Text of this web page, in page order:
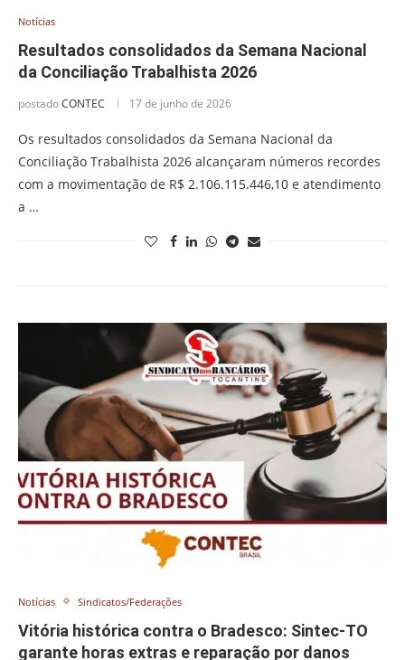
Notícias
Resultados consolidados da Semana Nacional
da Conciliação Trabalhista 2026
postadoCONTEC 17 de junho de 2026
Os resultados consolidados da Semana Nacional da
Conciliação Trabalhista 2026 alcançaram números recordes
com a movimentação de R$ 2.106.115.446,10 e atendimento
a …
Notícias Sindicatos/Federações
Vitória histórica contra o Bradesco: Sintec-TO
garante horas extras e reparação por danos